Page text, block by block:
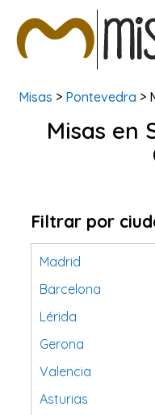
BUSCAR MISAS
Misas > Pontevedra >
Misas en
Filtrar por
Madrid
Barcelona
Lérida
Gerona
Valencia
Asturias